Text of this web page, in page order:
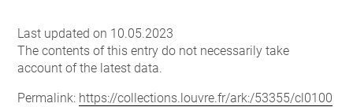
Last updated on 10.05.2023
The contents of this entry do not necessarily take
account of the latest data.
Permalink: https://collections.louvre.fr/ark:/53355/cl0100